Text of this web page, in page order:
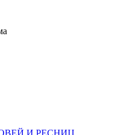
И РЕСНИЦ